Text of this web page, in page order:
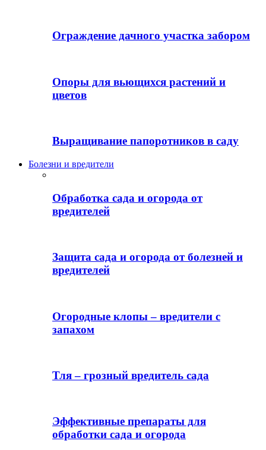
Ограждение дачного участка забором
Опоры для вьющихся растений и
цветов
Выращивание папоротников в саду
Болезни и вредители
Обработка сада и огорода от
вредителей
Защита сада и огорода от болезней и
вредителей
Огородные клопы – вредители с
запахом
Тля – грозный вредитель сада
Эффективные препараты для
обработки сада и огорода